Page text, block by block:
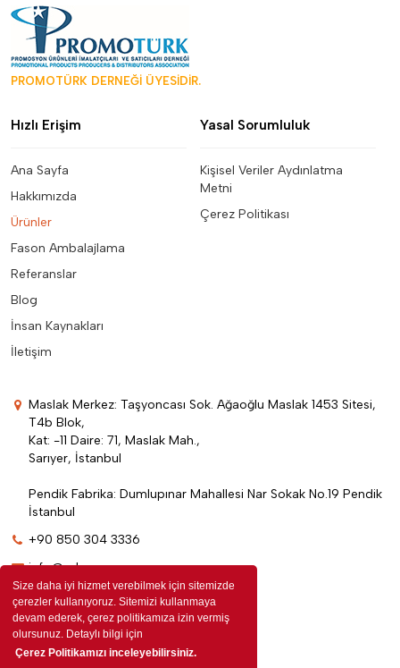
Size daha iyi hizmet verebilmek için sitemizde
çerezler kullanıyoruz. Sitemizi kullanmaya
devam ederek, çerez politikamıza izin vermiş
olursunuz. Detaylı bilgi için
Çerez Politikamızı inceleyebilirsiniz.
PROMOTÜRK DERNEĞİ ÜYESİDİR.
Hızlı Erişim
Ana Sayfa
Hakkımızda
Ürünler
Fason Ambalajlama
Referanslar
Blog
İnsan Kaynakları
İletişim
Yasal Sorumluluk
Kişisel Veriler Aydınlatma
Metni
Çerez Politikası
Maslak Merkez: Taşyoncası Sok. Ağaoğlu Maslak 1453 Sitesi,
T4b Blok,
Kat: -11 Daire: 71, Maslak Mah.,
Sarıyer, İstanbul
Pendik Fabrika: Dumlupınar Mahallesi Nar Sokak No.19 Pendik
İstanbul
+90 850 304 3336
info@edenpromosyon.com